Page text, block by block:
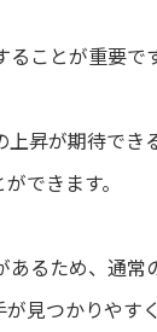
ることが重要で
昇が期待でき
できます。
るため、通常
見つかりやす